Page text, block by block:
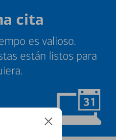
cita
es valioso.
están listos para